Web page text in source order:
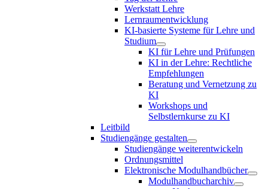
Werkstatt Lehre
Lernraumentwicklung
KI-basierte Systeme für Lehre und
Studium
KI für Lehre und Prüfungen
KI in der Lehre: Rechtliche
Empfehlungen
Beratung und Vernetzung zu
KI
Workshops und
Selbstlernkurse zu KI
Leitbild
Studiengänge gestalten
Studiengänge weiterentwickeln
Ordnungsmittel
Elektronische Modulhandbücher
Modulhandbucharchiv